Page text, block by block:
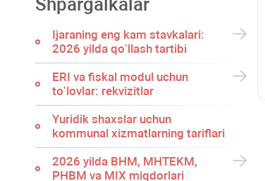
Shpargalkalar
Ijaraning eng kam stavkalari:
2026 yilda qoʻllash tartibi
ERI va fiskal modul uchun
toʻlovlar: rekvizitlar
Yuridik shaхslar uchun
kommunal хizmatlarning tariflari
2026 yilda BHM, MHTEKM,
PHBM va MIX miqdorlari